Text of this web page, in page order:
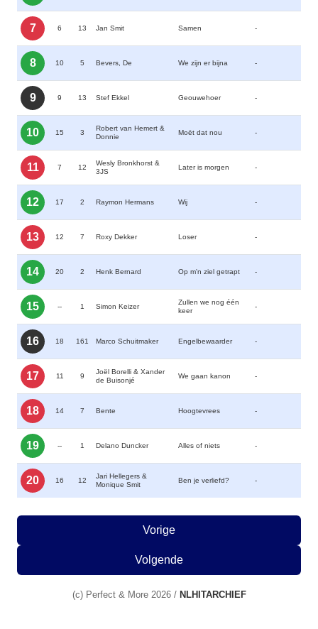
7 6 13 Jan Smit Samen -
8 10 5 Bevers, De We zijn er bijna -
9 9 13 Stef Ekkel Geouwehoer -
10 15 3
Robert van Hemert &
Donnie
Moët dat nou -
11 7 12
Wesly Bronkhorst &
3JS
Later is morgen -
12 17 2 Raymon Hermans Wij -
13 12 7 Roxy Dekker Loser -
14 20 2 Henk Bernard Op m'n ziel getrapt -
15 -- 1 Simon Keizer
Zullen we nog één
keer
-
16 18 161 Marco Schuitmaker Engelbewaarder -
17 11 9
Joël Borelli & Xander
de Buisonjé
We gaan kanon -
18 14 7 Bente Hoogtevrees -
19 -- 1 Delano Duncker Alles of niets -
20 16 12
Jari Hellegers &
Monique Smit
Ben je verliefd? -
Vorige
Volgende
(c) Perfect & More 2026 / NLHITARCHIEF